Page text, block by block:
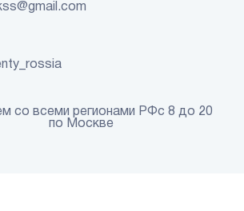
со всеми регионами РФс 8 до 20
по Москве